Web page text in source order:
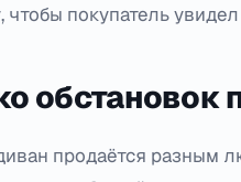
покупатель
обстановок
продаётся разным